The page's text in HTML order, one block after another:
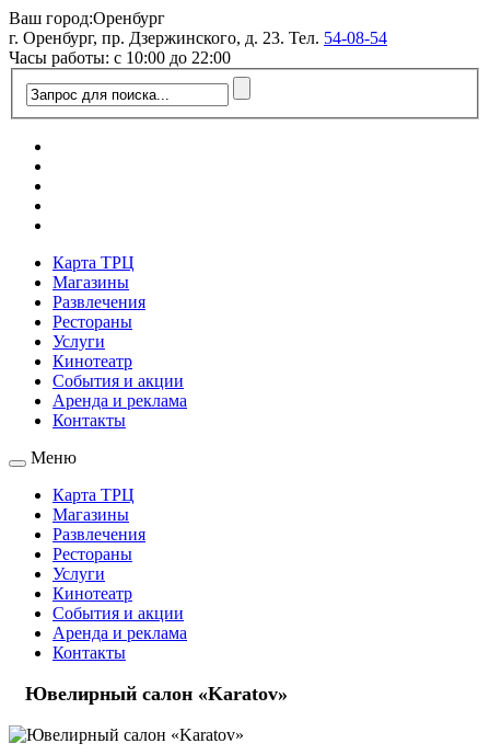
Ваш город:Оренбург
г. Оренбург, пр. Дзержинского, д. 23. Тел. 54-08-54
Часы работы: с 10:00 до 22:00
Карта ТРЦ
Магазины
Развлечения
Рестораны
Услуги
Кинотеатр
События и акции
Аренда и реклама
Контакты
Меню
Карта ТРЦ
Магазины
Развлечения
Рестораны
Услуги
Кинотеатр
События и акции
Аренда и реклама
Контакты
Ювелирный салон «Karatov»